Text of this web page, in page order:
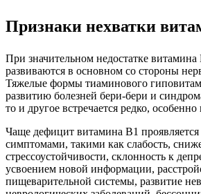
Признаки нехватки
При значительном недостатке
развиваются в основном со стороны
Тяжелые формы тиаминового
развитию болезней бери-бери и
то и другое встречается редко,
Чаще дефицит витамина B1
симптомами, такими как слабость,
стрессоустойчивости, склонность к
усвоением новой информации,
пищеварительной системы, развитие